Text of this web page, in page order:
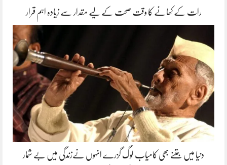
رات کے کھانے کا وقت صحت کے لیے مقدار سے زیادہ اہم قرار
دنیا میں جتنے بھی کامیاب لوگ گزرے انہوں نےزندگی میں بے شمار